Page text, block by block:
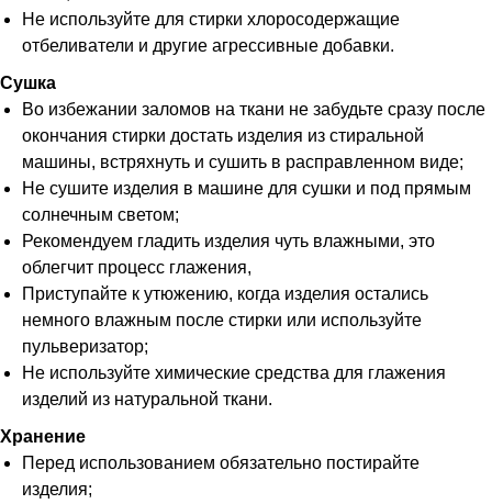
Не используйте для стирки хлоросодержащие
отбеливатели и другие агрессивные добавки.
Сушка
Во избежании заломов на ткани не забудьте сразу после
окончания стирки достать изделия из стиральной
машины, встряхнуть и сушить в расправленном виде;
Не сушите изделия в машине для сушки и под прямым
солнечным светом;
Рекомендуем гладить изделия чуть влажными, это
облегчит процесс глажения,
Приступайте к утюжению, когда изделия остались
немного влажным после стирки или используйте
пульверизатор;
Не используйте химические средства для глажения
изделий из натуральной ткани.
Хранение
Перед использованием обязательно постирайте
изделия;